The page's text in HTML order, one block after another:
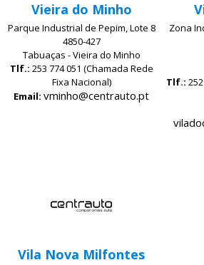
Vieira do Minho
Parque Industrial de Pepim, Lote 8
4850-427
Tabuaças - Vieira do Minho
Tlf.: 253 774 051 (Chamada Rede
Fixa Nacional)
Email: vminho@centrauto.pt
Zona
Tlf.:
Vila Nova Milfontes